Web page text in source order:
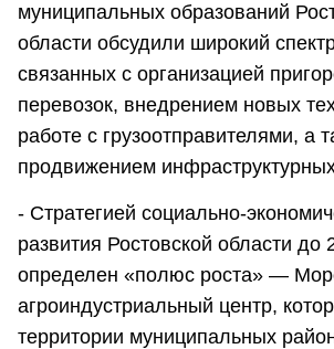
муниципальных образований
области обсудили широкий
связанных с организацией
перевозок, внедрением новых
работе с грузоотправителями, а
продвижением
- Стратегией социально-
развития Ростовской области до
определен «полюс роста» —
агроиндустриальный центр,
территории муниципальных